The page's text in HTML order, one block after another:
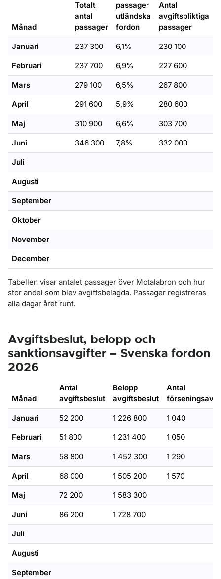
Månad
Totalt
antal
passager
passager
utländska
fordon
Antal
avgiftspliktiga
passager
Januari 237 300 6,1% 230 100
Februari 237 700 6,9% 227 600
Mars 279 100 6,5% 267 800
April 291 600 5,9% 280 600
Maj 310 900 6,6% 303 700
Juni 346 300 7,8% 332 000
Juli
Augusti
September
Oktober
November
December
Tabellen visar antalet passager över Motalabron och hur
stor andel som blev avgiftsbelagda. Passager registreras
alla dagar året runt.
Avgiftsbeslut, belopp och
sanktionsavgifter – Svenska fordon
2026
Månad
Antal
avgiftsbeslut
Belopp
avgiftsbeslut
Antal
Januari 52 200 1 226 800 1 040
Februari 51 800 1 231 400 1 050
Mars 58 800 1 452 300 1 290
April 68 000 1 505 200 1 570
Maj 72 200 1 583 300
Juni 86 200 1 728 700
Juli
Augusti
September